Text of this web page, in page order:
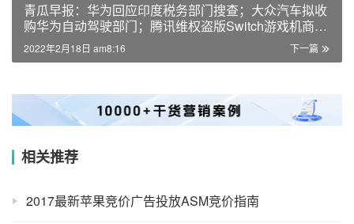
青瓜早报：华为回应印度税务部门搜查；大众汽车拟收
购华为自动驾驶部门；腾讯维权盗版Switch游戏机商店
胜诉…
下一篇
2022年2月18日 am8:16
相关推荐
2017最新苹果竞价广告投放ASM竞价指南